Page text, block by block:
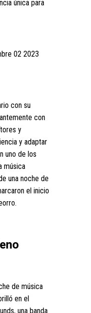
única para
con su
con
y
y adaptar
uno de los
música
una noche de
el inicio
de música
en el
una banda